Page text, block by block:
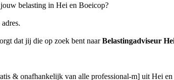
belasting in Hei en Boeicop?
dat jij die op zoek bent naarBelastingadviseur
& onafhankelijk van alle professional-m] uit Hei